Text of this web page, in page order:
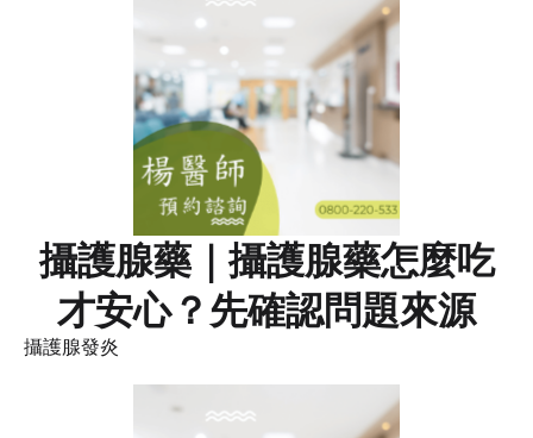
攝護腺藥｜攝護腺藥怎麼吃
才安心？先確認問題來源
攝護腺發炎